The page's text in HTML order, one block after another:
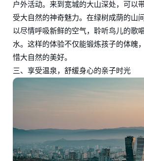
户外活动。来到宽城的大山深处，可以
受大自然的神奇魅力。在绿树成荫的山
以尽情呼吸新鲜的空气，聆听鸟儿的歌
水。这样的体验不仅能锻炼孩子的体魄
惜大自然的美好。
三、享受温泉，舒缓身心的亲子时光